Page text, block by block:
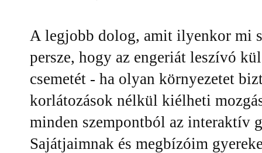
A legjobb dolog, amit ilyenkor mi
persze, hogy az engeriát leszívó
csemetét - ha olyan környezetet
korlátozások nélkül kiélheti
minden szempontból az interaktív
Sajátjaimnak és megbízóim